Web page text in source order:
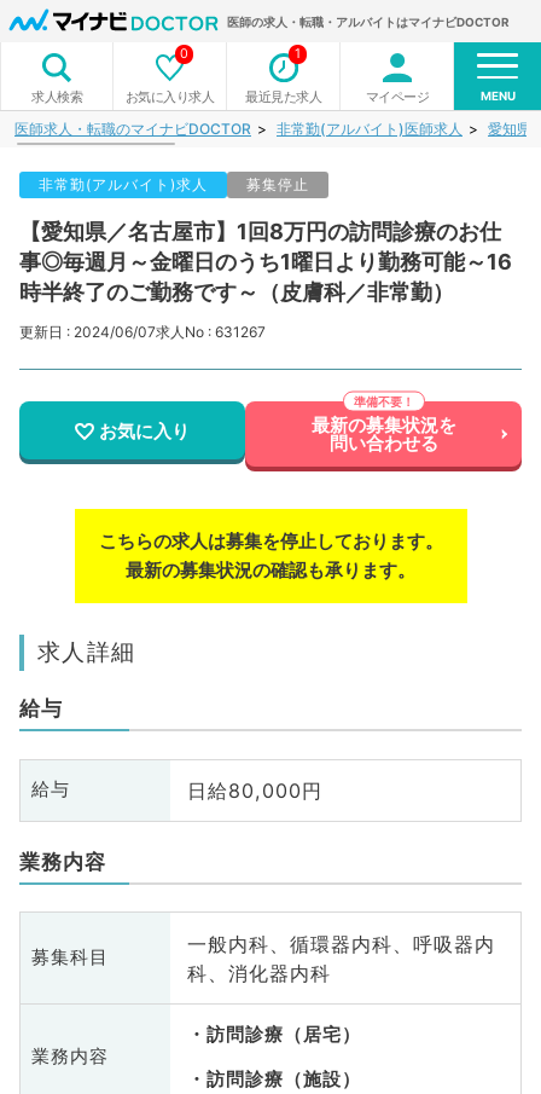
医師の求人・転職・アルバイトはマイナビDOCTOR
求人検索 お気に入り求人
0
最近見た求人
1
マイページ MENU
医師求人・転職のマイナビDOCTOR 非常勤(アルバイト)医師求人 愛知県
非常勤(アルバイト)求人 募集停止
【愛知県／名古屋市】1回8万円の訪問診療のお仕
事◎毎週月～金曜日のうち1曜日より勤務可能～16
時半終了のご勤務です～（皮膚科／非常勤）
更新日 : 2024/06/07求人No : 631267
お気に入り 最新の募集状況を
問い合わせる
こちらの求人は募集を停止しております。
最新の募集状況の確認も承ります。
求人詳細
給与
給与 日給80,000円
業務内容
募集科目
一般内科、循環器内科、呼吸器内
科、消化器内科
業務内容
訪問診療（居宅）
訪問診療（施設）